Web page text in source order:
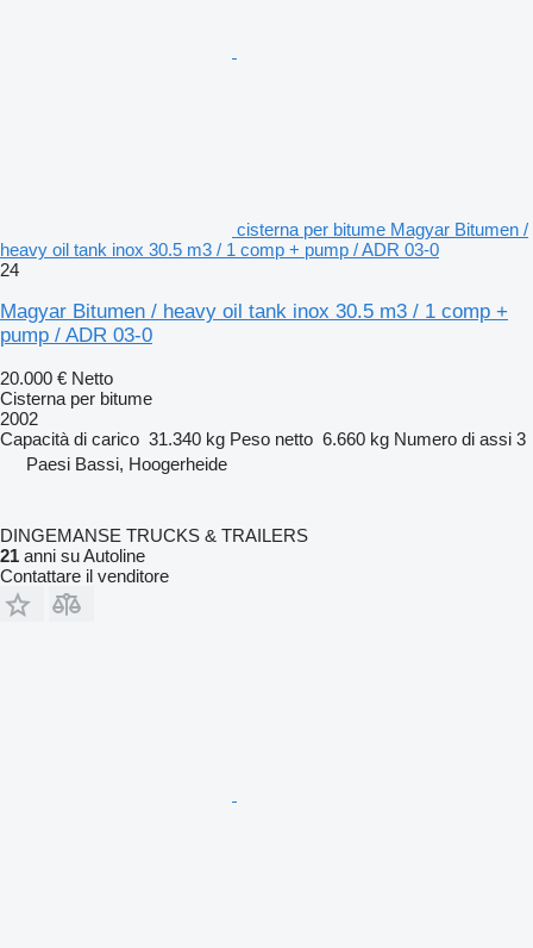
cisterna per bitume Magyar Bitumen /
heavy oil tank inox 30.5 m3 / 1 comp + pump / ADR 03-0
24
Magyar Bitumen / heavy oil tank inox 30.5 m3 / 1 comp +
pump / ADR 03-0
20.000 € Netto
Cisterna per bitume
2002
Capacità di carico 31.340 kg Peso netto 6.660 kg Numero di assi 3
Paesi Bassi, Hoogerheide
DINGEMANSE TRUCKS & TRAILERS
21 anni su Autoline
Contattare il venditore